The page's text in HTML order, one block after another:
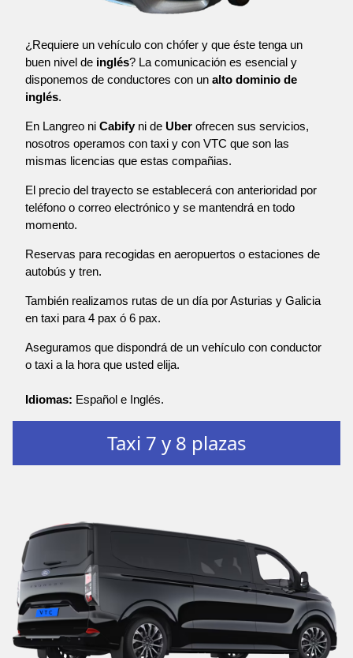
¿Requiere un vehículo con chófer y que éste tenga un
buen nivel de inglés? La comunicación es esencial y
disponemos de conductores con un alto dominio de
inglés.
En Langreo ni Cabify ni de Uber ofrecen sus servicios,
nosotros operamos con taxi y con VTC que son las
mismas licencias que estas compañias.
El precio del trayecto se establecerá con anterioridad por
teléfono o correo electrónico y se mantendrá en todo
momento.
Reservas para recogidas en aeropuertos o estaciones de
autobús y tren.
También realizamos rutas de un día por Asturias y Galicia
en taxi para 4 pax ó 6 pax.
Aseguramos que dispondrá de un vehículo con conductor
o taxi a la hora que usted elija.
Idiomas: Español e Inglés.
Taxi 7 y 8 plazas